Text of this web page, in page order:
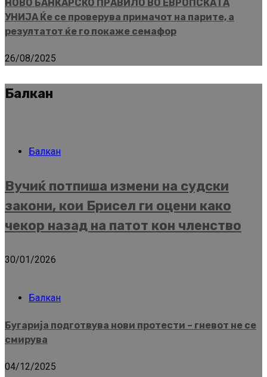
НОВО БАНКАРСКО ПРАВИЛО ВО ЕВРОПСКАТА
УНИЈА Ќе се проверува примачот на парите, а
резултатот ќе го покаже семафор
26/08/2025
Балкан
Балкан
Вучиќ потпиша измени на судски
закони, кои Брисел ги оцени како
чекор назад на патот кон членство
30/01/2026
Балкан
Бугарија подготвува нови протести – гневот не се
смирува
04/12/2025